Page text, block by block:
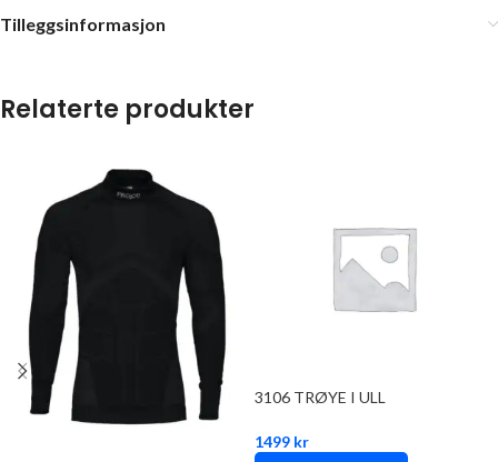
Tilleggsinformasjon
Relaterte produkter
3106 TRØYE I ULL
1499 kr